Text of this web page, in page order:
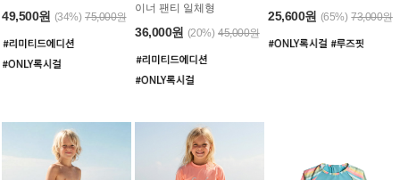
49,500원 (34%) 75,000원
이너 팬티 일체형
36,000원 (20%) 45,000원
25,600원 (65%) 73,000원